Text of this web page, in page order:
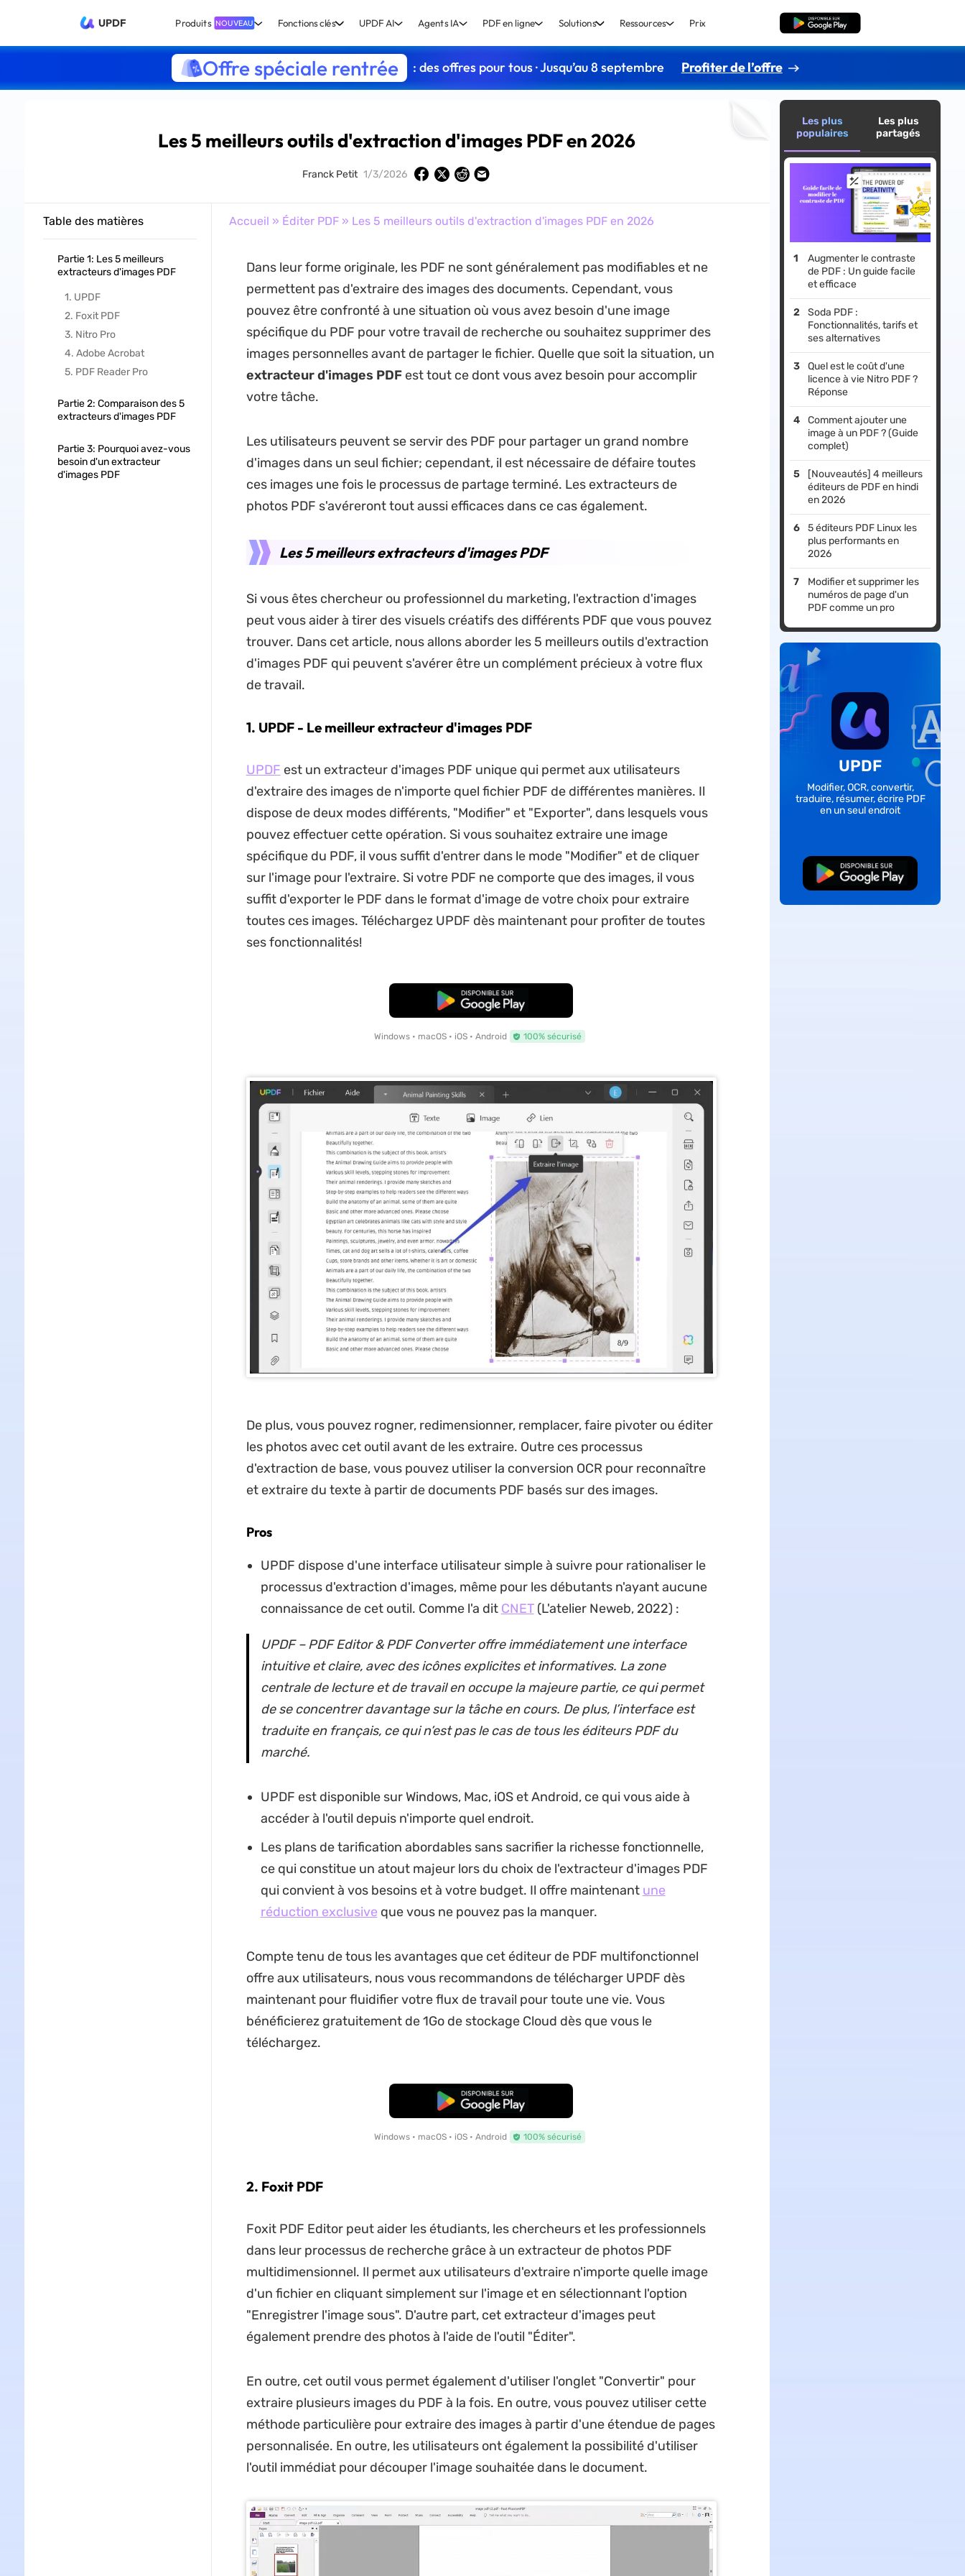
UPDF Produits NOUVEAU Fonctions clés UPDF AI Agents IA PDF en ligne Solutions Ressources Prix TÉLÉCHARGER
Offre spéciale rentrée : des offres pour tous · Jusqu’au 8 septembre Profiter de l’offre
Les 5 meilleurs outils d'extraction d'images PDF en 2026
Franck Petit 1/3/2026
Table des matières
Partie 1: Les 5 meilleurs
extracteurs d'images PDF
1. UPDF
2. Foxit PDF
3. Nitro Pro
4. Adobe Acrobat
5. PDF Reader Pro
Partie 2: Comparaison des 5
extracteurs d'images PDF
Partie 3: Pourquoi avez-vous
besoin d'un extracteur
d'images PDF
Accueil » Éditer PDF» Les 5 meilleurs outils d'extraction d'images PDF en 2026
Dans leur forme originale, les PDF ne sont généralement pas modifiables et ne
permettent pas d'extraire des images des documents. Cependant, vous
pouvez être confronté à une situation où vous avez besoin d'une image
spécifique du PDF pour votre travail de recherche ou souhaitez supprimer des
images personnelles avant de partager le fichier. Quelle que soit la situation, un
extracteur d'images PDFest tout ce dont vous avez besoin pour accomplir
votre tâche.
Les utilisateurs peuvent se servir des PDF pour partager un grand nombre
d'images dans un seul fichier; cependant, il est nécessaire de défaire toutes
ces images une fois le processus de partage terminé. Les extracteurs de
photos PDF s'avéreront tout aussi efficaces dans ce cas également.
Les 5 meilleurs extracteurs d'images PDF
Si vous êtes chercheur ou professionnel du marketing, l'extraction d'images
peut vous aider à tirer des visuels créatifs des différents PDF que vous pouvez
trouver. Dans cet article, nous allons aborder les 5 meilleurs outils d'extraction
d'images PDF qui peuvent s'avérer être un complément précieux à votre flux
de travail.
1. UPDF - Le meilleur extracteur d'images PDF
UPDF est un extracteur d'images PDF unique qui permet aux utilisateurs
d'extraire des images de n'importe quel fichier PDF de différentes manières. Il
dispose de deux modes différents, "Modifier" et "Exporter", dans lesquels vous
pouvez effectuer cette opération. Si vous souhaitez extraire une image
spécifique du PDF, il vous suffit d'entrer dans le mode "Modifier" et de cliquer
sur l'image pour l'extraire. Si votre PDF ne comporte que des images, il vous
suffit d'exporter le PDF dans le format d'image de votre choix pour extraire
toutes ces images. Téléchargez UPDF dès maintenant pour profiter de toutes
ses fonctionnalités!
TÉLÉCHARGER
Windows • macOS • iOS • Android 100% sécurisé
De plus, vous pouvez rogner, redimensionner, remplacer, faire pivoter ou éditer
les photos avec cet outil avant de les extraire. Outre ces processus
d'extraction de base, vous pouvez utiliser la conversion OCR pour reconnaître
et extraire du texte à partir de documents PDF basés sur des images.
Pros
UPDF dispose d'une interface utilisateur simple à suivre pour rationaliser le
processus d'extraction d'images, même pour les débutants n'ayant aucune
connaissance de cet outil. Comme l'a dit CNET(L'atelier Neweb, 2022) :
UPDF – PDF Editor & PDF Converter offre immédiatement une interface
intuitive et claire, avec des icônes explicites et informatives. La zone
centrale de lecture et de travail en occupe la majeure partie, ce qui permet
de se concentrer davantage sur la tâche en cours. De plus, l’interface est
traduite en français, ce qui n’est pas le cas de tous les éditeurs PDF du
marché.
UPDF est disponible sur Windows, Mac, iOS et Android, ce qui vous aide à
accéder à l'outil depuis n'importe quel endroit.
Les plans de tarification abordables sans sacrifier la richesse fonctionnelle,
ce qui constitue un atout majeur lors du choix de l'extracteur d'images PDF
qui convient à vos besoins et à votre budget. Il offre maintenant une
réduction exclusive que vous ne pouvez pas la manquer.
Compte tenu de tous les avantages que cet éditeur de PDF multifonctionnel
offre aux utilisateurs, nous vous recommandons de télécharger UPDF dès
maintenant pour fluidifier votre flux de travail pour toute une vie. Vous
bénéficierez gratuitement de 1Go de stockage Cloud dès que vous le
téléchargez.
TÉLÉCHARGER
Windows • macOS • iOS • Android 100% sécurisé
2. Foxit PDF
Foxit PDF Editor peut aider les étudiants, les chercheurs et les professionnels
dans leur processus de recherche grâce à un extracteur de photos PDF
multidimensionnel. Il permet aux utilisateurs d'extraire n'importe quelle image
d'un fichier en cliquant simplement sur l'image et en sélectionnant l'option
"Enregistrer l'image sous". D'autre part, cet extracteur d'images peut
également prendre des photos à l'aide de l'outil "Éditer".
En outre, cet outil vous permet également d'utiliser l'onglet "Convertir" pour
extraire plusieurs images du PDF à la fois. En outre, vous pouvez utiliser cette
méthode particulière pour extraire des images à partir d'une étendue de pages
personnalisée. En outre, les utilisateurs ont également la possibilité d'utiliser
l'outil immédiat pour découper l'image souhaitée dans le document.
Les plus
populaires
Les plus
partagés
Augmenter le contraste
de PDF : Un guide facile
et efficace
Soda PDF :
Fonctionnalités, tarifs et
ses alternatives
Quel est le coût d'une
licence à vie Nitro PDF ?
Réponse
Comment ajouter une
image à un PDF ? (Guide
complet)
[Nouveautés] 4 meilleurs
éditeurs de PDF en hindi
en 2026
5 éditeurs PDF Linux les
plus performants en
2026
Modifier et supprimer les
numéros de page d'un
PDF comme un pro
UPDF
Modifier, OCR, convertir,
traduire, résumer, écrire PDF
en un seul endroit
TÉLÉCHARGER